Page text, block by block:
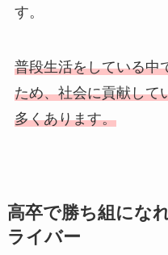
す。
普段生活をしている中
ため、社会に貢献して
多くあります。
高卒で勝ち組にな
ライバー